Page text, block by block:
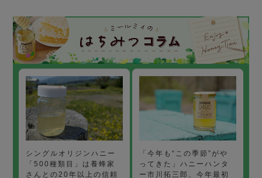
シングルオリジンハニー
「500種類目」は養蜂家
さんとの20年以上の信頼
「今年も“この季節”がや
ってきた」ハニーハンタ
ー市川拓三郎、今年最初